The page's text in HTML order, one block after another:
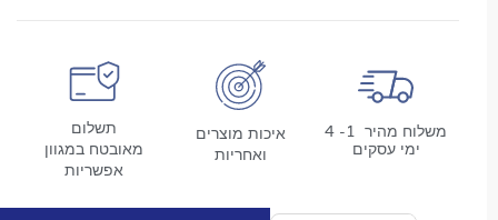
משלוח מהיר 1- 4
איכות מוצרים
תשלום
מאובטח במגוון